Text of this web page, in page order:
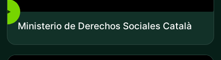
▶
Ministerio de Derechos Sociales Català